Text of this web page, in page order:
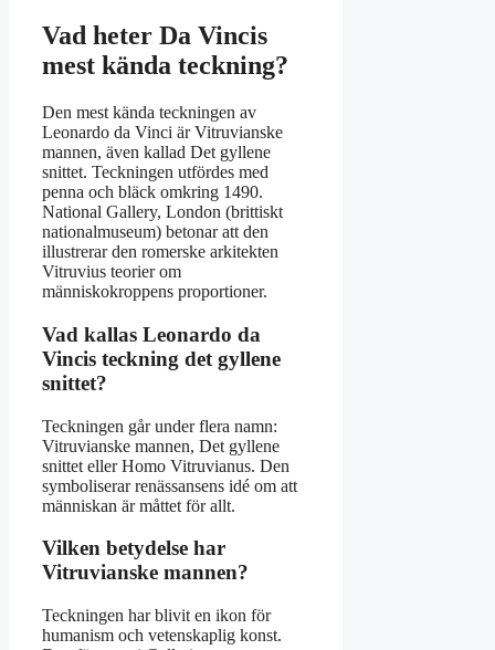
Vad heter Da Vincis
mest kända teckning?
Den mest kända teckningen av
Leonardo da Vinci är Vitruvianske
mannen, även kallad Det gyllene
snittet. Teckningen utfördes med
penna och bläck omkring 1490.
National Gallery, London (brittiskt
nationalmuseum) betonar att den
illustrerar den romerske arkitekten
Vitruvius teorier om
människokroppens proportioner.
Vad kallas Leonardo da
Vincis teckning det gyllene
snittet?
Teckningen går under flera namn:
Vitruvianske mannen, Det gyllene
snittet eller Homo Vitruvianus. Den
symboliserar renässansens idé om att
människan är måttet för allt.
Vilken betydelse har
Vitruvianske mannen?
Teckningen har blivit en ikon för
humanism och vetenskaplig konst.